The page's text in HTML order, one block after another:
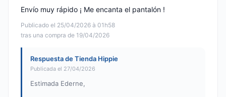
Publicado el 25/04/2026 à 01h58
tras una compra de 19/04/2026
Envío muy rápido ¡ Me encanta el pantalón !
Respuesta de Tienda Hippie
Publicada el 27/04/2026
Estimada Ederne,